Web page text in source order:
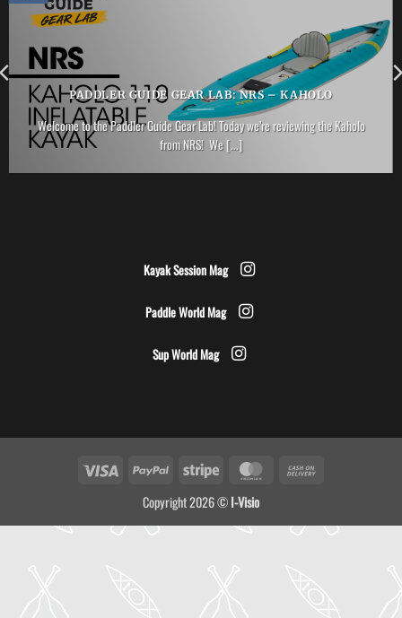
PADDLER GUIDE GEAR LAB: NRS – KAHOLO
Welcome to the Paddler Guide Gear Lab! Today we’re reviewing the Kaholo
from NRS! We [...]
Kayak Session Mag
Paddle World Mag
Sup World Mag
Visa PayPal Stripe MasterCard
Copyright 2026 ©I-Visio